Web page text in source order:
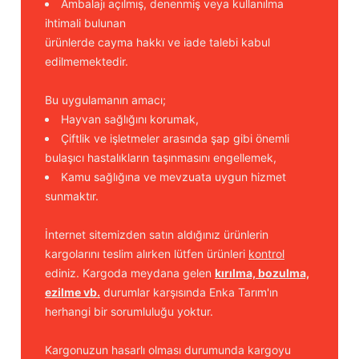
Ambalajı açılmış, denenmiş veya kullanılma
ihtimali bulunan
ürünlerde cayma hakkı ve iade talebi kabul
edilmemektedir.
Bu uygulamanın amacı;
Hayvan sağlığını korumak,
Çiftlik ve işletmeler arasında şap gibi önemli
bulaşıcı hastalıkların taşınmasını engellemek,
Kamu sağlığına ve mevzuata uygun hizmet
sunmaktır.
İnternet sitemizden satın aldığınız ürünlerin
kargolarını teslim alırken lütfen ürünleri kontrol
ediniz. Kargoda meydana gelen kırılma, bozulma,
ezilme vb. durumlar karşısında Enka Tarım'ın
herhangi bir sorumluluğu yoktur.
Kargonuzun hasarlı olması durumunda kargoyu